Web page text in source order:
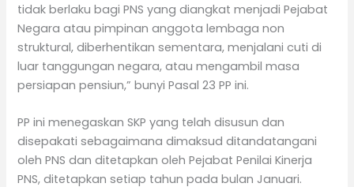
tidak berlaku bagi PNS yang diangkat menjadi Pejabat
Negara atau pimpinan anggota lembaga non
struktural, diberhentikan sementara, menjalani cuti di
luar tanggungan negara, atau mengambil masa
persiapan pensiun,” bunyi Pasal 23 PP ini.
PP ini menegaskan SKP yang telah disusun dan
disepakati sebagaimana dimaksud ditandatangani
oleh PNS dan ditetapkan oleh Pejabat Penilai Kinerja
PNS, ditetapkan setiap tahun pada bulan Januari.